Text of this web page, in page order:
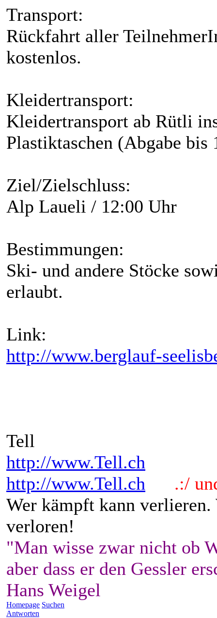
Transport:
Rückfahrt aller
kostenlos.
Kleidertransport:
Kleidertransport ab Rütli
Plastiktaschen (Abgabe
Ziel/Zielschluss:
Alp Laueli / 12:00 Uhr
Bestimmungen:
Ski- und andere Stöcke
erlaubt.
Link:
http://www.berglauf-
Tell
http://www.Tell.ch
http://www.Tell.ch
.:/
Wer kämpft kann
verloren!
"Man wisse zwar nicht ob
aber dass er den Gessler
Hans Weigel
Homepage Suchen
Antworten